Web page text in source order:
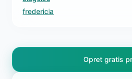
fredericia
Opret gratis